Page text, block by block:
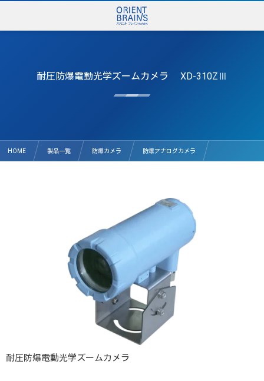
耐圧防爆電動光学ズームカメラ XD-310ZⅢ
HOME 製品一覧 防爆カメラ 防爆アナログカメラ
耐圧防爆電動光学ズームカメラ